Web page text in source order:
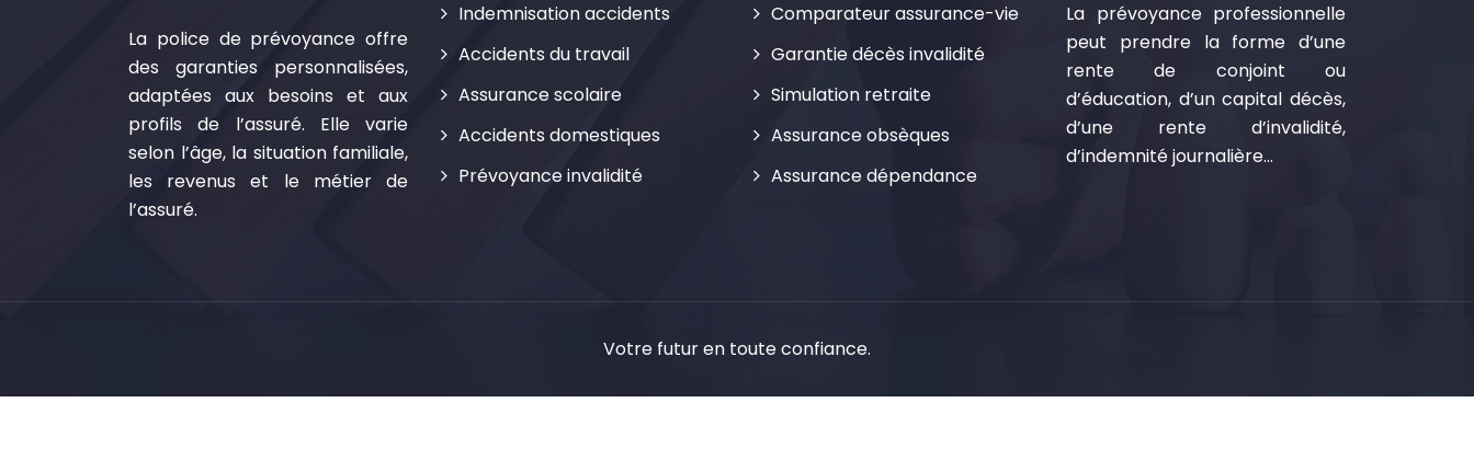
La police de prévoyance offre
des garanties personnalisées,
adaptées aux besoins et aux
profils de l’assuré. Elle varie
selon l’âge, la situation familiale,
les revenus et le métier de
l’assuré.
Indemnisation accidents
Accidents du travail
Assurance scolaire
Accidents domestiques
Prévoyance invalidité
Comparateur assurance-vie
Garantie décès invalidité
Simulation retraite
Assurance obsèques
Assurance dépendance
La prévoyance professionnelle
peut prendre la forme d’une
rente de conjoint ou
d’éducation, d’un capital décès,
d’une rente d’invalidité,
d’indemnité journalière…
Votre futur en toute confiance.